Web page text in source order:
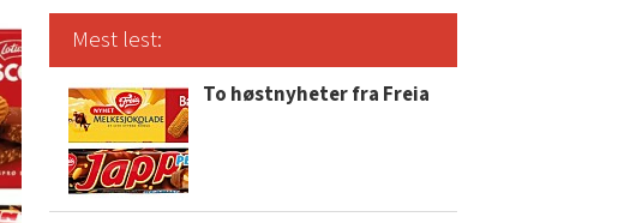
Mest lest:
To høstnyheter fra Freia